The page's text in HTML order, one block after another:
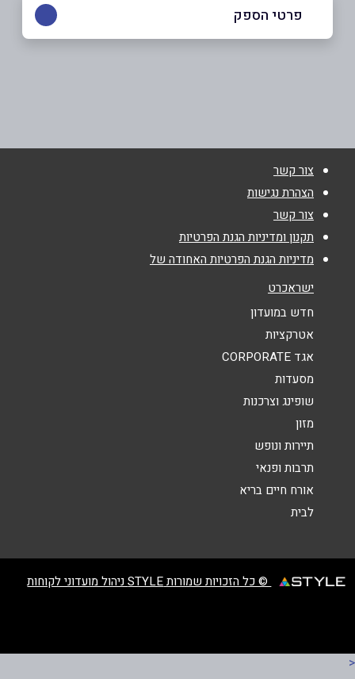
פרטי הספק
שם מלא
טלפון*
אימייל*
נושא *
אנא חזרו אלי בקשר ל...
הודעה
שליחה
צור קשר
הצהרת נגישות
צור קשר
תקנון ומדיניות הגנת הפרטיות
מדיניות הגנת הפרטיות האחודה של
ישראכרט
חדש במועדון
אטרקציות
אגד CORPORATE
מסעדות
שופינג וצרכנות
מזון
תיירות ונופש
תרבות ופנאי
אורח חיים בריא
לבית
© כל הזכויות שמורות STYLE ניהול מועדוני לקוחות
<